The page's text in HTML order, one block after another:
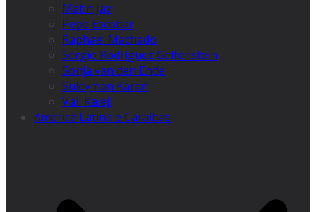
Matin Jay
Pepe Escobar
Raphael Machado
Sergio Rodríguez Gelfenstein
Sonja van den Ende
Suleyman Karan
Vali Kaleji
América Latina e Caraíbas